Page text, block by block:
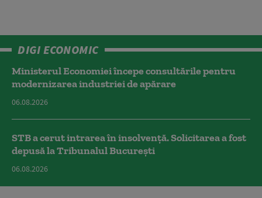
DIGI ECONOMIC
Ministerul Economiei începe consultările pentru
modernizarea industriei de apărare
06.08.2026
STB a cerut intrarea în insolvență. Solicitarea a fost
depusă la Tribunalul București
06.08.2026